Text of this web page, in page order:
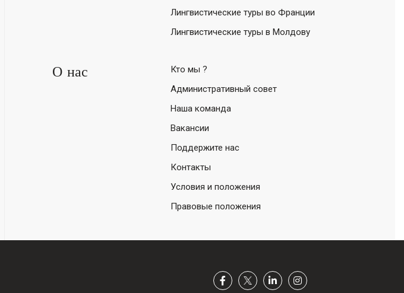
Лингвистические туры во Франции
Лингвистические туры в Молдову
О нас
Кто мы ?
Административный совет
Наша команда
Вакансии
Поддержите нас
Контакты
Условия и положения
Правовые положения